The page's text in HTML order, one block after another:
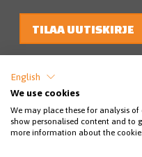
TILAA UUTISKIRJE
English
We use cookies
We may place these for analysis
show personalised content and to
more information about the